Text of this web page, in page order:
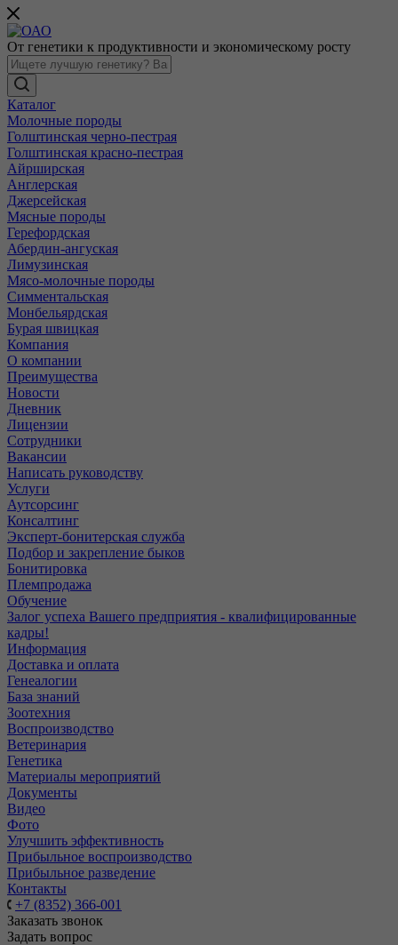
От генетики к продуктивности и экономическому росту
Каталог
Молочные породы
Голштинская черно-пестрая
Голштинская красно-пестрая
Айрширская
Англерская
Джерсейская
Мясные породы
Герефордская
Абердин-ангуская
Лимузинская
Мясо-молочные породы
Симментальская
Монбельярдская
Бурая швицкая
Компания
О компании
Преимущества
Новости
Дневник
Лицензии
Сотрудники
Вакансии
Написать руководству
Услуги
Аутсорсинг
Консалтинг
Эксперт-бонитерская служба
Подбор и закрепление быков
Бонитировка
Племпродажа
Обучение
Залог успеха Вашего предприятия - квалифицированные
кадры!
Информация
Доставка и оплата
Генеалогии
База знаний
Зоотехния
Воспроизводство
Ветеринария
Генетика
Материалы мероприятий
Документы
Видео
Фото
Улучшить эффективность
Прибыльное воспроизводство
Прибыльное разведение
Контакты
+7 (8352) 366-001
Заказать звонок
Задать вопрос